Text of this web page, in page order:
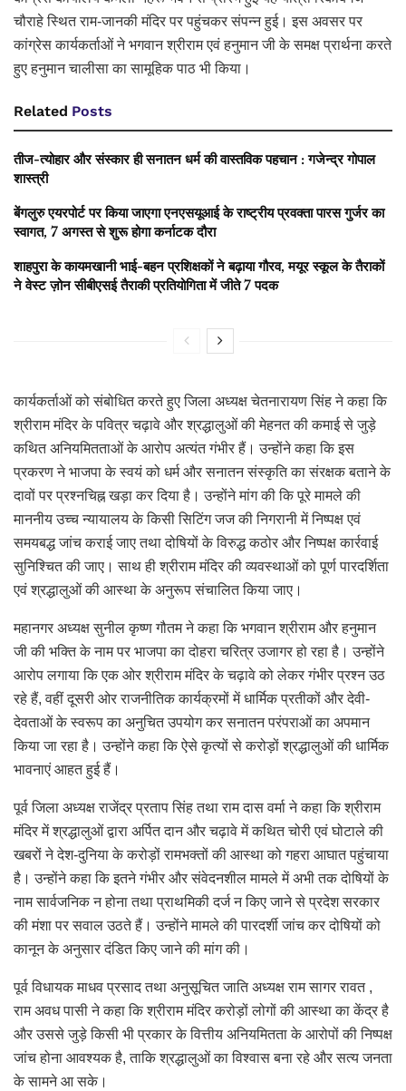
चौराहे स्थित राम-जानकी मंदिर पर पहुंचकर संपन्न हुई। इस अवसर पर
कांग्रेस कार्यकर्ताओं ने भगवान श्रीराम एवं हनुमान जी के समक्ष प्रार्थना करते
हुए हनुमान चालीसा का सामूहिक पाठ भी किया।
Related Posts
तीज-त्योहार और संस्कार ही सनातन धर्म की वास्तविक पहचान : गजेन्द्र गोपाल
शास्त्री
बेंगलुरु एयरपोर्ट पर किया जाएगा एनएसयूआई के राष्ट्रीय प्रवक्ता पारस गुर्जर का
स्वागत, 7 अगस्त से शुरू होगा कर्नाटक दौरा
शाहपुरा के कायमखानी भाई-बहन प्रशिक्षकों ने बढ़ाया गौरव, मयूर स्कूल के तैराकों
ने वेस्ट ज़ोन सीबीएसई तैराकी प्रतियोगिता में जीते 7 पदक
कार्यकर्ताओं को संबोधित करते हुए जिला अध्यक्ष चेतनारायण सिंह ने कहा कि
श्रीराम मंदिर के पवित्र चढ़ावे और श्रद्धालुओं की मेहनत की कमाई से जुड़े
कथित अनियमितताओं के आरोप अत्यंत गंभीर हैं। उन्होंने कहा कि इस
प्रकरण ने भाजपा के स्वयं को धर्म और सनातन संस्कृति का संरक्षक बताने के
दावों पर प्रश्नचिह्न खड़ा कर दिया है। उन्होंने मांग की कि पूरे मामले की
माननीय उच्च न्यायालय के किसी सिटिंग जज की निगरानी में निष्पक्ष एवं
समयबद्ध जांच कराई जाए तथा दोषियों के विरुद्ध कठोर और निष्पक्ष कार्रवाई
सुनिश्चित की जाए। साथ ही श्रीराम मंदिर की व्यवस्थाओं को पूर्ण पारदर्शिता
एवं श्रद्धालुओं की आस्था के अनुरूप संचालित किया जाए।
महानगर अध्यक्ष सुनील कृष्ण गौतम ने कहा कि भगवान श्रीराम और हनुमान
जी की भक्ति के नाम पर भाजपा का दोहरा चरित्र उजागर हो रहा है। उन्होंने
आरोप लगाया कि एक ओर श्रीराम मंदिर के चढ़ावे को लेकर गंभीर प्रश्न उठ
रहे हैं, वहीं दूसरी ओर राजनीतिक कार्यक्रमों में धार्मिक प्रतीकों और देवी-
देवताओं के स्वरूप का अनुचित उपयोग कर सनातन परंपराओं का अपमान
किया जा रहा है। उन्होंने कहा कि ऐसे कृत्यों से करोड़ों श्रद्धालुओं की धार्मिक
भावनाएं आहत हुई हैं।
पूर्व जिला अध्यक्ष राजेंद्र प्रताप सिंह तथा राम दास वर्मा ने कहा कि श्रीराम
मंदिर में श्रद्धालुओं द्वारा अर्पित दान और चढ़ावे में कथित चोरी एवं घोटाले की
खबरों ने देश-दुनिया के करोड़ों रामभक्तों की आस्था को गहरा आघात पहुंचाया
है। उन्होंने कहा कि इतने गंभीर और संवेदनशील मामले में अभी तक दोषियों के
नाम सार्वजनिक न होना तथा प्राथमिकी दर्ज न किए जाने से प्रदेश सरकार
की मंशा पर सवाल उठते हैं। उन्होंने मामले की पारदर्शी जांच कर दोषियों को
कानून के अनुसार दंडित किए जाने की मांग की।
पूर्व विधायक माधव प्रसाद तथा अनुसूचित जाति अध्यक्ष राम सागर रावत ,
राम अवध पासी ने कहा कि श्रीराम मंदिर करोड़ों लोगों की आस्था का केंद्र है
और उससे जुड़े किसी भी प्रकार के वित्तीय अनियमितता के आरोपों की निष्पक्ष
जांच होना आवश्यक है, ताकि श्रद्धालुओं का विश्वास बना रहे और सत्य जनता
के सामने आ सके।